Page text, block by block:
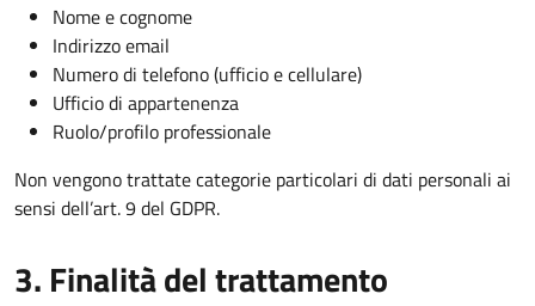
Nome e cognome
Indirizzo email
Numero di telefono (ufficio e cellulare)
Ufficio di appartenenza
Ruolo/profilo professionale
Non vengono trattate categorie particolari di dati personali ai
sensi dell’art. 9 del GDPR.
3. Finalità del trattamento